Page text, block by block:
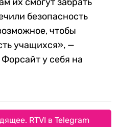
безопасность
чтобы
учащихся», —
у себя на
RTVI в Telegram